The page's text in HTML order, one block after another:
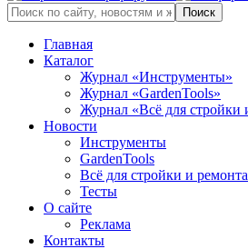
Главная
Каталог
Журнал «Инструменты»
Журнал «GardenTools»
Журнал «Всё для стройки
Новости
Инструменты
GardenTools
Всё для стройки и ремонта
Тесты
О сайте
Реклама
Контакты